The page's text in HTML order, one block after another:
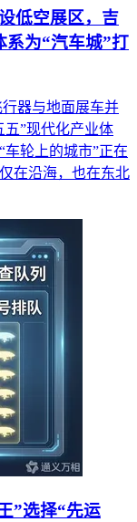
低空展区，吉
系为“汽车城”打
器与地面展车并
五”现代化产业体
轮上的城市”正在
在沿海，也在东北
”选择“先运